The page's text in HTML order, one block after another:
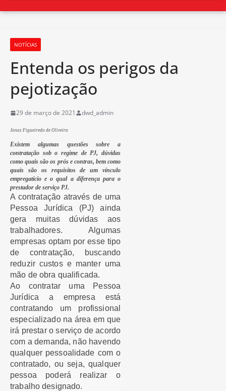
NOTÍCIAS
Entenda os perigos da
pejotização
29 de março de 2021 dwd_admin
Jonas Figueiredo de Oliveira
Existem algumas questões sobre a
contratação sob o regime de PJ, dúvidas
como quais são os prós e contras, bem como
quais são os requisitos de um vínculo
empregatício e o qual a diferença para o
prestador de serviço PJ.
A contratação através de uma
Pessoa Jurídica (PJ) ainda
gera muitas dúvidas aos
trabalhadores. Algumas
empresas optam por esse tipo
de contratação, buscando
reduzir custos e manter uma
mão de obra qualificada.
Ao contratar uma Pessoa
Jurídica a empresa está
contratando um profissional
especializado na área em que
irá prestar o serviço de acordo
com a demanda, não havendo
qualquer pessoalidade com o
contratado, ou seja, qualquer
pessoa poderá realizar o
trabalho designado.